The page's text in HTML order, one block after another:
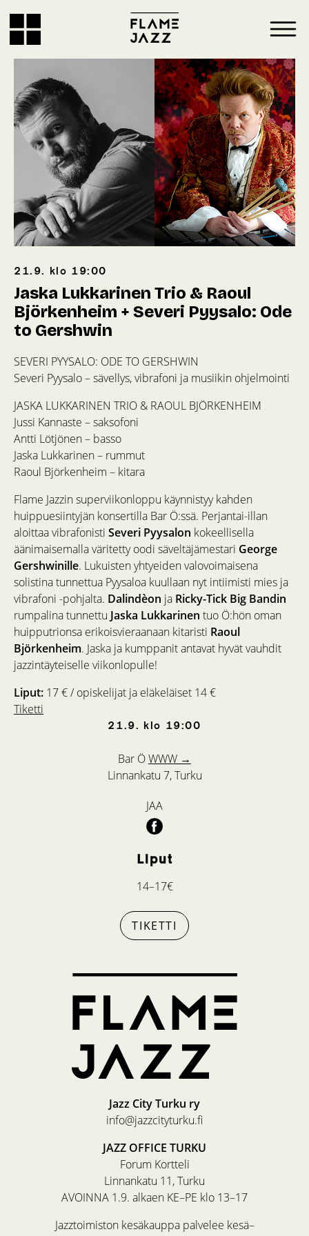
21.9. klo 19:00
Bar ÖWWW →
Linnankatu 7, Turku
JAA
Liput
14–17€
TIKETTI
21.9. klo 19:00
Jaska Lukkarinen Trio & Raoul
Björkenheim + Severi Pyysalo: Ode
to Gershwin
SEVERI PYYSALO: ODE TO GERSHWIN
Severi Pyysalo – sävellys, vibrafoni ja musiikin ohjelmointi
JASKA LUKKARINEN TRIO & RAOUL BJÖRKENHEIM
Jussi Kannaste – saksofoni
Antti Lötjönen – basso
Jaska Lukkarinen – rummut
Raoul Björkenheim – kitara
Flame Jazzin superviikonloppu käynnistyy kahden
huippuesiintyjän konsertilla Bar Ö:ssä. Perjantai-illan
aloittaa vibrafonisti Severi Pyysalon kokeellisella
äänimaisemalla väritetty oodi säveltäjämestari George
Gershwinille. Lukuisten yhtyeiden valovoimaisena
solistina tunnettua Pyysaloa kuullaan nyt intiimisti mies ja
vibrafoni -pohjalta. Dalindèon ja Ricky-Tick Big Bandin
rumpalina tunnettu Jaska Lukkarinen tuo Ö:hön oman
huipputrionsa erikoisvieraanaan kitaristi Raoul
Björkenheim. Jaska ja kumppanit antavat hyvät vauhdit
jazzintäyteiselle viikonlopulle!
Liput: 17 € / opiskelijat ja eläkeläiset 14 €
Tiketti
Jazz City Turku ry
info@jazzcityturku.fi
JAZZ OFFICE TURKU
Forum Kortteli
Linnankatu 11, Turku
AVOINNA 1.9. alkaen KE–PE klo 13–17
Jazztoimiston kesäkauppa palvelee kesä–